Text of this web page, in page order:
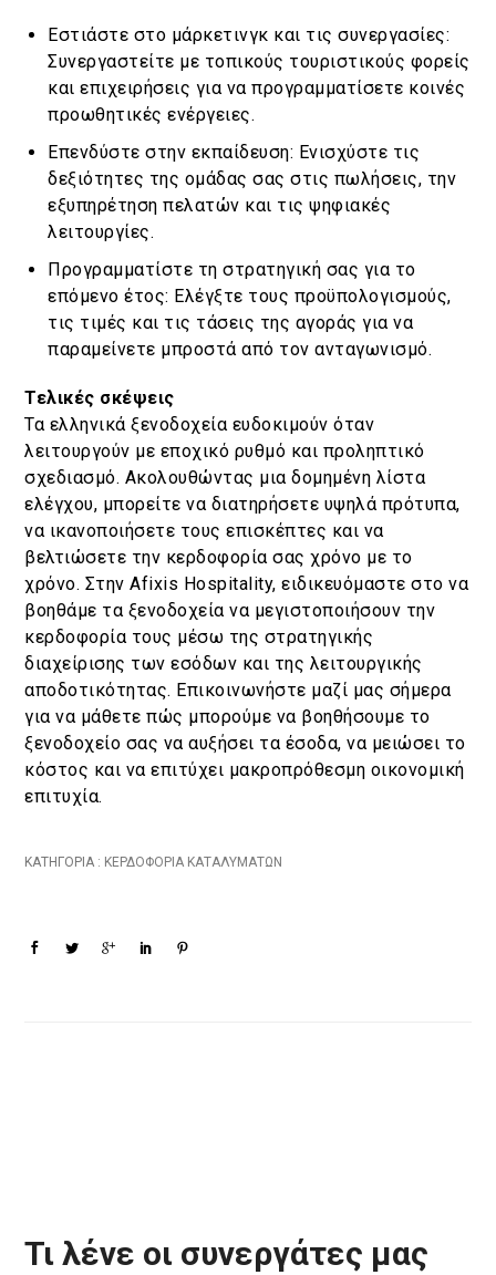
Εστιάστε στο μάρκετινγκ και τις συνεργασίες:
Συνεργαστείτε με τοπικούς τουριστικούς φορείς
και επιχειρήσεις για να προγραμματίσετε κοινές
προωθητικές ενέργειες.
Επενδύστε στην εκπαίδευση: Ενισχύστε τις
δεξιότητες της ομάδας σας στις πωλήσεις, την
εξυπηρέτηση πελατών και τις ψηφιακές
λειτουργίες.
Προγραμματίστε τη στρατηγική σας για το
επόμενο έτος: Ελέγξτε τους προϋπολογισμούς,
τις τιμές και τις τάσεις της αγοράς για να
παραμείνετε μπροστά από τον ανταγωνισμό.
Τελικές σκέψεις
Τα ελληνικά ξενοδοχεία ευδοκιμούν όταν
λειτουργούν με εποχικό ρυθμό και προληπτικό
σχεδιασμό. Ακολουθώντας μια δομημένη λίστα
ελέγχου, μπορείτε να διατηρήσετε υψηλά πρότυπα,
να ικανοποιήσετε τους επισκέπτες και να
βελτιώσετε την κερδοφορία σας χρόνο με το
χρόνο. Στην Afixis Hospitality, ειδικευόμαστε στο να
βοηθάμε τα ξενοδοχεία να μεγιστοποιήσουν την
κερδοφορία τους μέσω της στρατηγικής
διαχείρισης των εσόδων και της λειτουργικής
αποδοτικότητας. Επικοινωνήστε μαζί μας σήμερα
για να μάθετε πώς μπορούμε να βοηθήσουμε το
ξενοδοχείο σας να αυξήσει τα έσοδα, να μειώσει το
κόστος και να επιτύχει μακροπρόθεσμη οικονομική
επιτυχία.
ΚΑΤΗΓΟΡΙΑ : ΚΕΡΔΟΦΟΡΊΑ ΚΑΤΑΛΥΜΆΤΩΝ
Τι λένε οι συνεργάτες μας